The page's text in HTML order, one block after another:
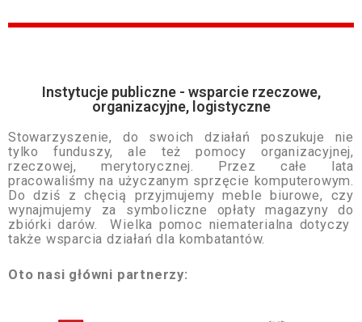
Instytucje publiczne - wsparcie rzeczowe,
organizacyjne, logistyczne
Stowarzyszenie, do swoich działań poszukuje nie
tylko funduszy, ale też pomocy organizacyjnej,
rzeczowej, merytorycznej. Przez całe lata
pracowaliśmy na użyczanym sprzęcie komputerowym.
Do dziś z chęcią przyjmujemy meble biurowe, czy
wynajmujemy za symboliczne opłaty magazyny do
zbiórki darów. Wielka pomoc niematerialna dotyczy
także wsparcia działań dla kombatantów.
Oto nasi główni partnerzy: